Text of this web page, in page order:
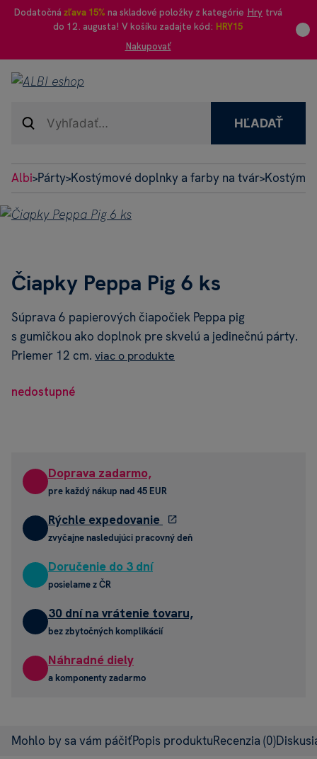
Dodatočná zľava 15% na skladové položky z kategórie Hry trvá
do 12. augusta! V košíku zadajte kód: HRY15
Nakupovať
HĽADAŤ
Albi>Párty>Kostýmové doplnky a farby na tvár>
Čiapky Peppa Pig 6 ks
Súprava 6 papierových čiapočiek Peppa pig
s gumičkou ako doplnok pre skvelú a jedinečnú párty.
Priemer 12 cm. viac o produkte
nedostupné
Doprava zadarmo,
pre každý nákup nad 45 EUR
Rýchle expedovanie
zvyčajne nasledujúci pracovný deň
Doručenie do 3 dní
posielame z ČR
30 dní na vrátenie tovaru,
bez zbytočných komplikácií
Náhradné diely
a komponenty zadarmo
Mohlo by sa vám páčiťPopis produktuRecenzia (0)